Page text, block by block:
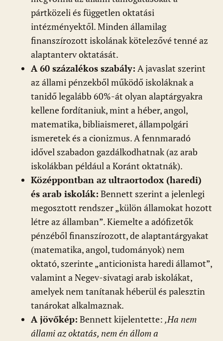
pártközeli és független oktatási
intézményektől. Minden államilag
finanszírozott iskolának kötelezővé tenné az
alaptanterv oktatását.
A 60 százalékos szabály: A javaslat szerint
az állami pénzekből működő iskoláknak a
tanidő legalább 60%-át olyan alaptárgyakra
kellene fordítaniuk, mint a héber, angol,
matematika, bibliaismeret, állampolgári
ismeretek és a cionizmus. A fennmaradó
idővel szabadon gazdálkodhatnak (az arab
iskolákban például a Koránt oktatnák).
Középpontban az ultraortodox (haredi)
és arab iskolák: Bennett szerint a jelenlegi
megosztott rendszer „külön államokat hozott
létre az államban”. Kiemelte a adófizetők
pénzéből finanszírozott, de alaptantárgyakat
(matematika, angol, tudományok) nem
oktató, szerinte „anticionista haredi államot”,
valamint a Negev-sivatagi arab iskolákat,
amelyek nem tanítanak héberül és palesztin
tanárokat alkalmaznak.
A jövőkép: Bennett kijelentette: ,Ha nem
állami az oktatás, nem én állom a